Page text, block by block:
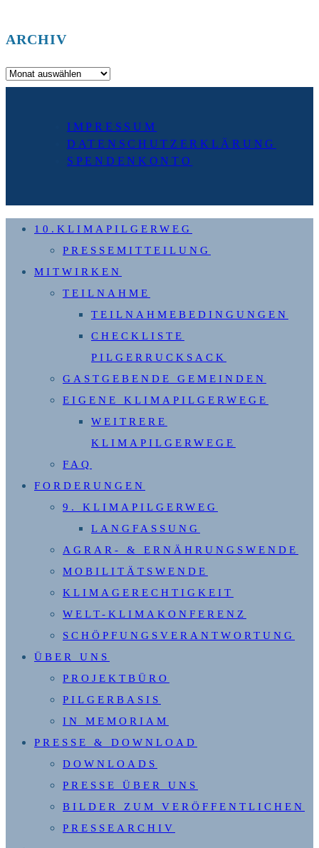
ARCHIV
Archiv
IMPRESSUM
DATENSCHUTZERKLÄRUNG
SPENDENKONTO
10.KLIMAPILGERWEG
PRESSEMITTEILUNG
MITWIRKEN
TEILNAHME
TEILNAHMEBEDINGUNGEN
CHECKLISTE
PILGERRUCKSACK
GASTGEBENDE GEMEINDEN
EIGENE KLIMAPILGERWEGE
WEITRERE
KLIMAPILGERWEGE
FAQ
FORDERUNGEN
9. KLIMAPILGERWEG
LANGFASSUNG
AGRAR- & ERNÄHRUNGSWENDE
MOBILITÄTSWENDE
KLIMAGERECHTIGKEIT
WELT-KLIMAKONFERENZ
SCHÖPFUNGSVERANTWORTUNG
ÜBER UNS
PROJEKTBÜRO
PILGERBASIS
IN MEMORIAM
PRESSE & DOWNLOAD
DOWNLOADS
PRESSE ÜBER UNS
BILDER ZUM VERÖFFENTLICHEN
PRESSEARCHIV